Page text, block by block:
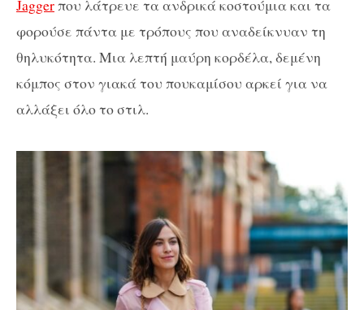
Jaggerπου λάτρευε τα ανδρικά κοστούμια και τα
φορούσε πάντα με τρόπους που αναδείκνυαν τη
θηλυκότητα. Μια λεπτή μαύρη κορδέλα, δεμένη
κόμπος στον γιακά του πουκαμίσου αρκεί για να
αλλάξει όλο το στιλ.